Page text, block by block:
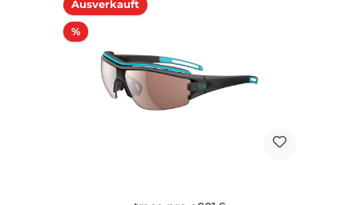
Ausverkauft
%Rabatt